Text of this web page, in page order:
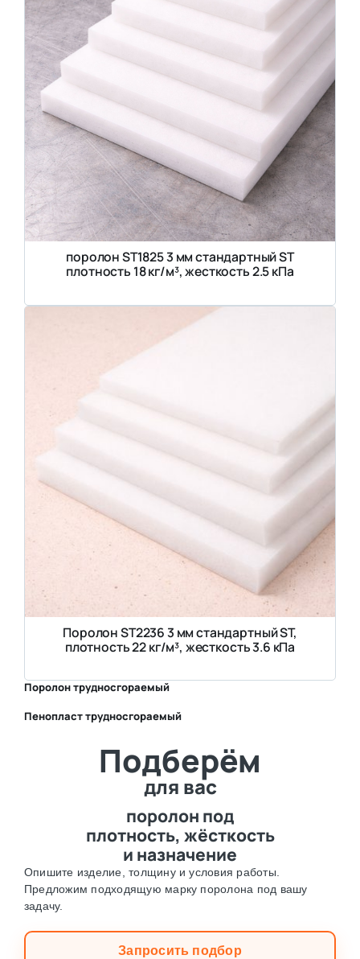
поролон ST1825 3 мм стандартный ST
плотность 18 кг/м³, жесткость 2.5 кПа
Поролон ST2236 3 мм стандартный ST,
плотность 22 кг/м³, жесткость 3.6 кПа
Поролон трудносгораемый
Пенопласт трудносгораемый
Подберём
для вас
поролон под
плотность, жёсткость
и назначение
Опишите изделие, толщину и условия работы.
Предложим подходящую марку поролона под вашу
задачу.
Запросить подбор